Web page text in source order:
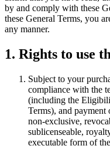
LiveOps
Einblicke nach dem Start
Entdecken Sie und
In-App-Käufe
IAP Management über
Monetarisierung
Einzelhandel
In-Store-Erlebnisse in
Automobilindustrie
Alle Branchen anzeigen
Einblicke
Fallstudien
Experten Tipps und Tricks
Demos
Demos, Beispiele und
Alle Ressourcen
Schließen Sie sich
Unity Awards
Anleitungen
Umsetzbare Tipps und
Starten Sie Ihre Karriere
Für Lehrkräfte
Optimieren Sie Ihr Lehren
Lizenzstipendium für
by and comply with these
these General Terms, you
any manner.
1. Rights to use
Subject to your
compliance with the
(including the
Terms), and
non-exclusive,
sublicenseable,
executable form of